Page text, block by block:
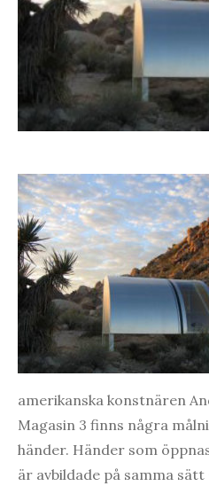
amerikanska konstnären
Magasin 3 finns några
händer. Händer som
är avbildade på samma